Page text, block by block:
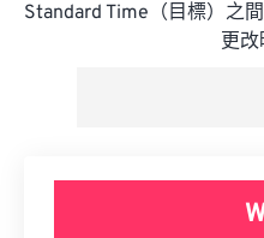
Standard Time（目標）之
更改